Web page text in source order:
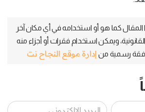
كما هو أو استخدامه في أي مكان آخر
ويمكن استخدام فقرات أو أجزاء منه
رسمية من إدارة موقع النجاح نت